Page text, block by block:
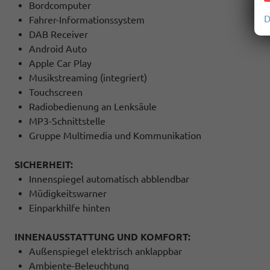
Bordcomputer
Fahrer-Informationssystem
DAB Receiver
Android Auto
Apple Car Play
Musikstreaming (integriert)
Touchscreen
Radiobedienung an Lenksäule
MP3-Schnittstelle
Gruppe Multimedia und Kommunikation
SICHERHEIT:
Innenspiegel automatisch abblendbar
Müdigkeitswarner
Einparkhilfe hinten
INNENAUSSTATTUNG UND KOMFORT:
Außenspiegel elektrisch anklappbar
Ambiente-Beleuchtung